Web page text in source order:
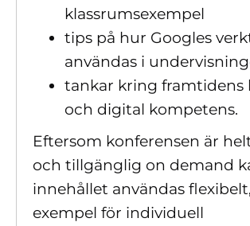
klassrumsexempel
tips på hur Googles
användas i
tankar kring framtidens
och digital kompetens.
Eftersom konferensen är
och tillgänglig on demand
innehållet användas
exempel för individuell